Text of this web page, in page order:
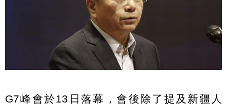
G7峰會於13日落幕，會後除了提及新疆人